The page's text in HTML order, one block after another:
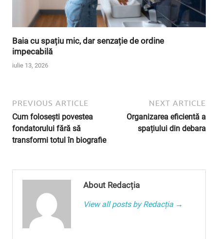
Baia cu spațiu mic, dar senzație de ordine
impecabilă
iulie 13, 2026
PREVIOUS ARTICLE
Cum folosești povestea
fondatorului fără să
transformi totul în biografie
NEXT ARTICLE
Organizarea eficientă a
spațiului din debara
About Redacția
View all posts by Redacția →